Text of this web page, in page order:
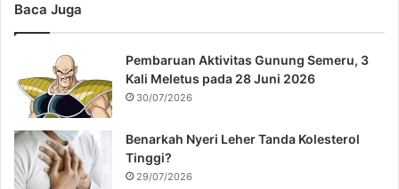
Baca Juga
Pembaruan Aktivitas Gunung Semeru, 3
Kali Meletus pada 28 Juni 2026
30/07/2026
Benarkah Nyeri Leher Tanda Kolesterol
Tinggi?
29/07/2026